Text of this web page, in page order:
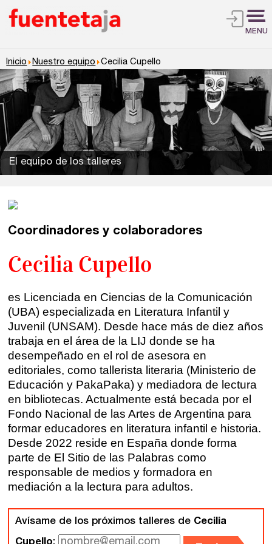
MENU
Madrid
Sevilla
Valencia
Alicante
Murcia
Málaga
Bilbao
Vitoria
Zaragoza
Santander
Presenciales en Madrid
Talleres de escritura
Talleres por videoconferencia
Talleres online
Intensivos de verano ≻
Recreativa 26
El taller de escritura creativa
Cursos
Curso integral de narrativa
Máster de creación poética
fuentetaja
Quiénes somos
Inicio Nuestro equipo Cecilia Cupello
El equipo de los talleres
Coordinadores y colaboradores
Cecilia Cupello
es Licenciada en Ciencias de la Comunicación
(UBA) especializada en Literatura Infantil y
Juvenil (UNSAM). Desde hace más de diez años
trabaja en el área de la LIJ donde se ha
desempeñado en el rol de asesora en
editoriales, como tallerista literaria (Ministerio de
Educación y PakaPaka) y mediadora de lectura
en bibliotecas. Actualmente está becada por el
Fondo Nacional de las Artes de Argentina para
formar educadores en literatura infantil e historia.
Desde 2022 reside en España donde forma
parte de El Sitio de las Palabras como
responsable de medios y formadora en
mediación a la lectura para adultos.
Avísame de los próximos talleres de Cecilia